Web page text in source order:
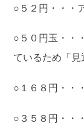
○５２円・・・
○５０円玉・・
ているため「見
○１６８円・・
○３５８円・・